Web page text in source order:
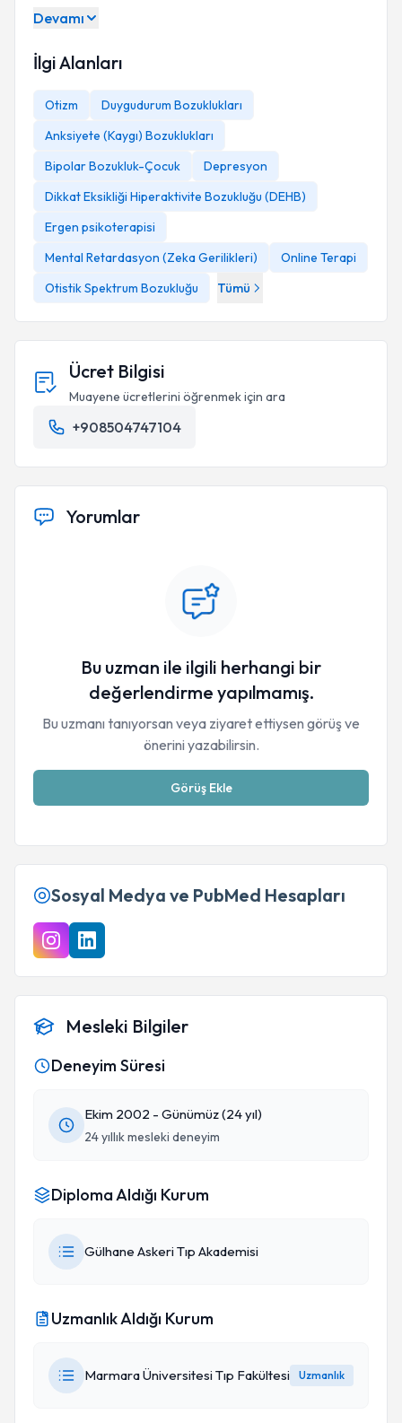
Devamı
İlgi Alanları
Otizm
Duygudurum Bozuklukları
Anksiyete (Kaygı) Bozuklukları
Bipolar Bozukluk-Çocuk
Depresyon
Dikkat Eksikliği Hiperaktivite Bozukluğu (DEHB)
Ergen psikoterapisi
Mental Retardasyon (Zeka Gerilikleri)
Online Terapi
Otistik Spektrum Bozukluğu
Tümü
Ücret Bilgisi
Muayene ücretlerini öğrenmek için ara
+908504747104
Yorumlar
Bu uzman ile ilgili herhangi bir
değerlendirme yapılmamış.
Bu uzmanı tanıyorsan veya ziyaret ettiysen görüş ve
önerini yazabilirsin.
Görüş Ekle
Sosyal Medya ve PubMed Hesapları
Mesleki Bilgiler
Deneyim Süresi
Ekim 2002 - Günümüz (24 yıl)
24 yıllık mesleki deneyim
Diploma Aldığı Kurum
Gülhane Askeri Tıp Akademisi
Uzmanlık Aldığı Kurum
Marmara Üniversitesi Tıp Fakültesi Uzmanlık